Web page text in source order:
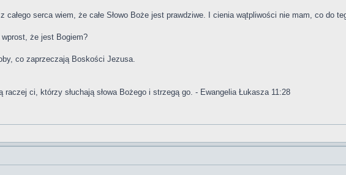
całego serca wiem, że całe Słowo Boże jest prawdziwe. I cienia wątpliwości nie mam, co do
że jest Bogiem?
co zaprzeczają Boskości Jezusa.
raczej ci, którzy słuchają słowa Bożego i strzegą go. - Ewangelia Łukasza 11:28